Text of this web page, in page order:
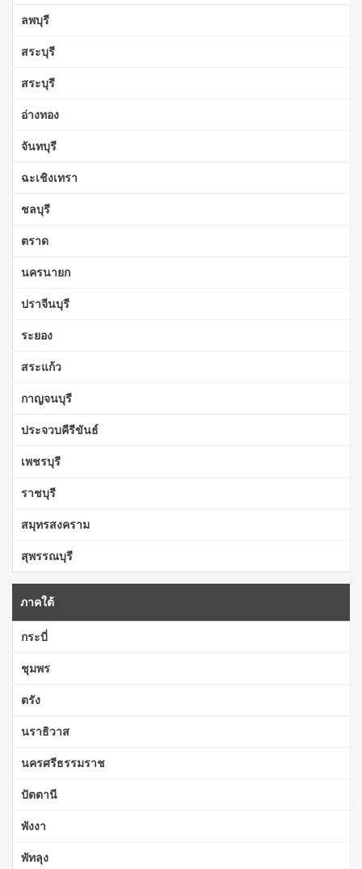
ลพบุรี
สระบุรี
สระบุรี
อ่างทอง
จันทบุรี
ฉะเชิงเทรา
ชลบุรี
ตราด
นครนายก
ปราจีนบุรี
ระยอง
สระแก้ว
กาญจนบุรี
ประจวบคีรีขันธ์
เพชรบุรี
ราชบุรี
สมุทรสงคราม
สุพรรณบุรี
ภาคใต้
กระบี่
ชุมพร
ตรัง
นราธิวาส
นครศรีธรรมราช
ปัตตานี
พังงา
พัทลุง